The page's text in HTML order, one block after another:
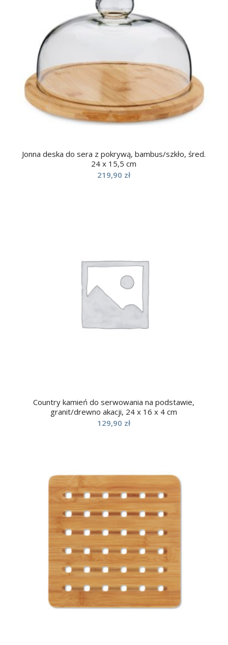
Jonna deska do sera z pokrywą, bambus/szkło, śred.
24 x 15,5 cm
219,90 zł
Country kamień do serwowania na podstawie,
granit/drewno akacji, 24 x 16 x 4 cm
129,90 zł